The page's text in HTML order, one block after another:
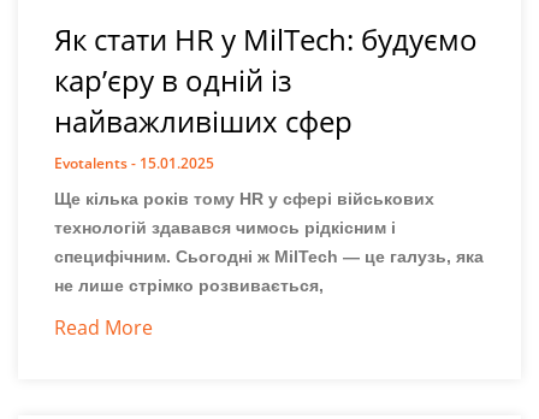
Як стати HR у MilTech: будуємо
кар’єру в одній із
найважливіших сфер
Evotalents 15.01.2025
Ще кілька років тому HR у сфері військових
технологій здавався чимось рідкісним і
специфічним. Сьогодні ж MilTech — це галузь, яка
не лише стрімко розвивається,
Read More